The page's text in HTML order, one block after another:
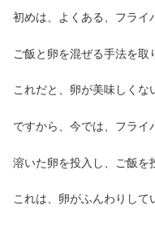
初めは、よくある、フライ
ご飯と卵を混ぜる手法を取
これだと、卵が美味しくな
ですから、今では、フライ
溶いた卵を投入し、ご飯を
これは、卵がふんわりして